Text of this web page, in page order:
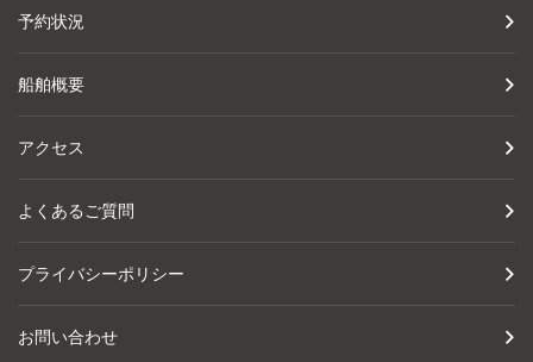
予約状況
船舶概要
アクセス
よくあるご質問
プライバシーポリシー
お問い合わせ